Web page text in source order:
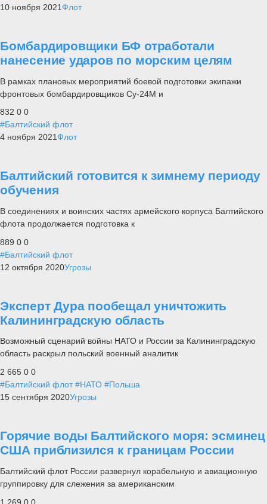
10 ноября 2021Флот
Бомбардировщики БФ отработали
нанесение ударов по морским целям
В рамках плановых мероприятий боевой подготовки экипажи
фронтовых бомбардировщиков Су-24М и
832 0 0
#Балтийский флот
4 ноября 2021Флот
Балтийский готовится к зимнему периоду
обучения
В соединениях и воинских частях армейского корпуса Балтийского
флота продолжается подготовка к
889 0 0
#Балтийский флот
12 октября 2020Угрозы
Эксперт Дура пообещал уничтожить
Калининградскую область
Возможный сценарий войны НАТО и России за Калининградскую
область раскрыл польский военный аналитик
2 665 0 0
#Балтийский флот #НАТО #Польша
15 сентября 2020Угрозы
Горячие воды Балтийского моря: эсминец
США приблизился к границам России
Балтийский флот России развернул корабельную и авиационную
группировку для слежения за американским
1 269 0 0